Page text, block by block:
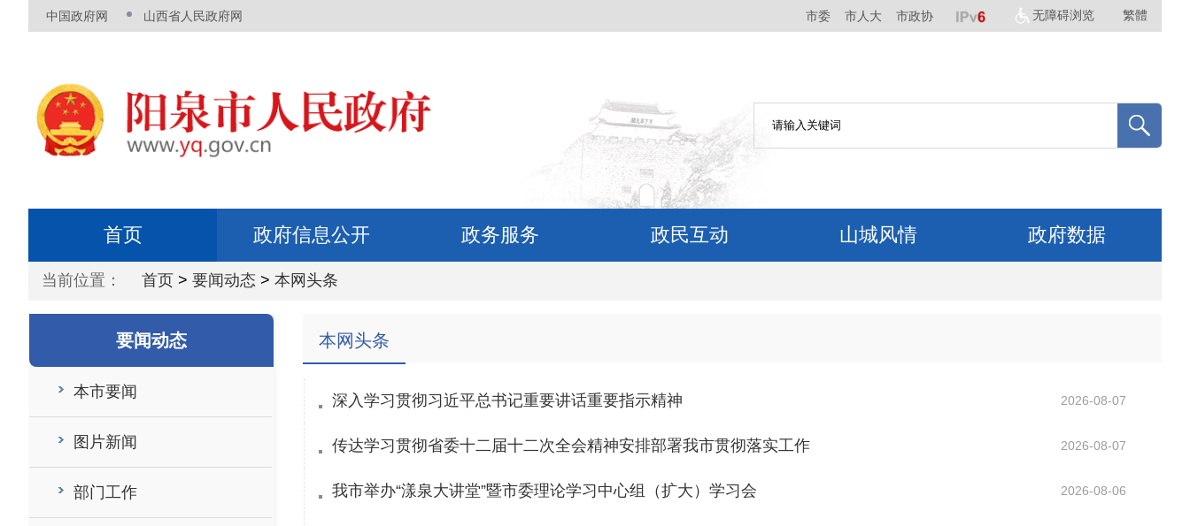
中国政府网 山西省人民政府网 市委 市人大 市政协 无障碍浏览 繁體
首页 政府信息公开 政务服务 政民互动 山城风情 政府数据
当前位置： 首页 > 要闻动态 > 本网头条
要闻动态
本市要闻
图片新闻
部门工作
本网头条
深入学习贯彻习近平总书记重要讲话重要指示精神 2026-08-07
传达学习贯彻省委十二届十二次全会精神安排部署我市贯彻落实工作 2026-08-07
我市举办“漾泉大讲堂”暨市委理论学习中心组（扩大）学习会 2026-08-06